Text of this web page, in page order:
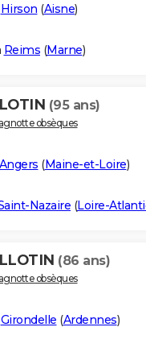
Hirson (Aisne)
Reims (Marne)
(95 ans)
obsèques
Angers (Maine-et-Loire)
Nazaire (Loire-
(86 ans)
obsèques
Girondelle (Ardennes)